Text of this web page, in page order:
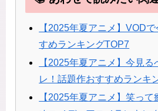
【2025年夏アニメ】VOD
すめランキングTOP7
【2025年夏アニメ】今見る
レ！話題作おすすめランキ
【2025年夏アニメ】笑っ